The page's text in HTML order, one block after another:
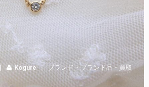
Kogure ブランド ・ブランド品 ・ 買取